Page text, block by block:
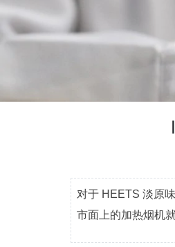
对于 HEETS 淡原
市面上的加热烟机